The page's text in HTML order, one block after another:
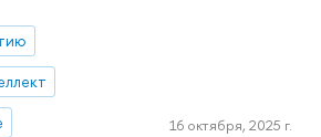
16 октября, 2025 г.